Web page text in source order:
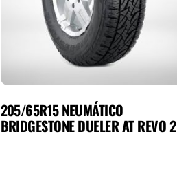
205/65R15 NEUMÁTICO
BRIDGESTONE DUELER AT REVO 2